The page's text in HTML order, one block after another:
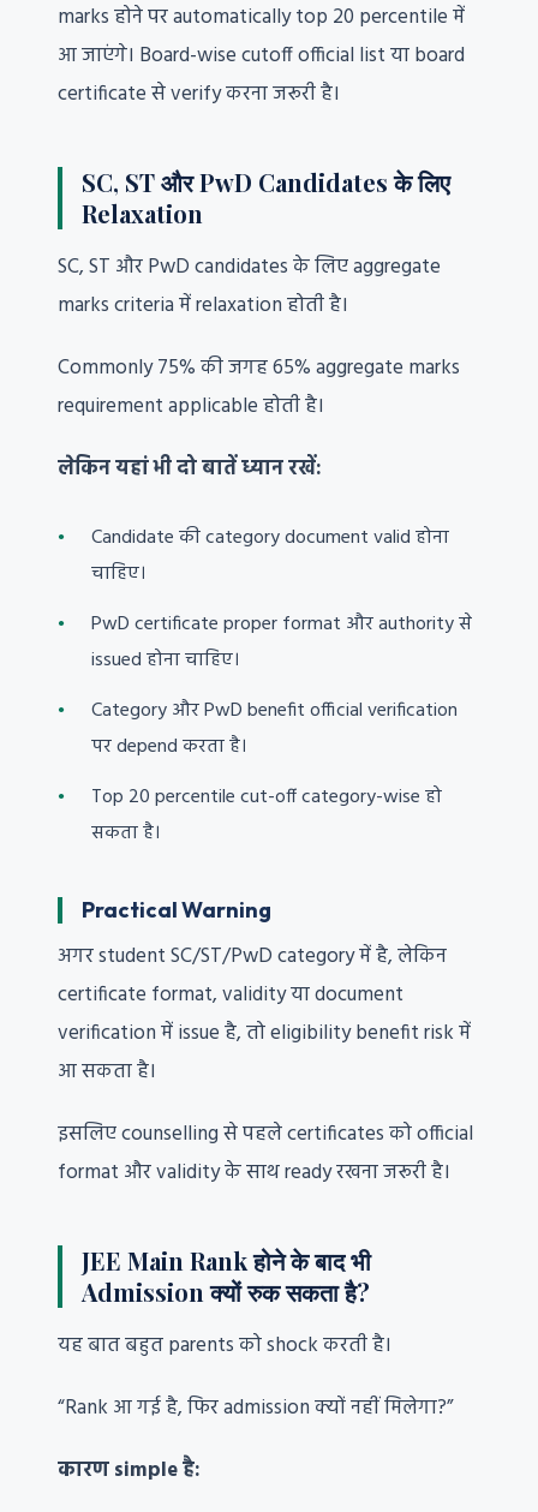
marks होने पर automatically top 20 percentile में
आ जाएंगे। Board-wise cutoff official list या board
certificate से verify करना जरूरी है।
SC, ST और PwD Candidates के लिए
Relaxation
SC, ST और PwD candidates के लिए aggregate
marks criteria में relaxation होती है।
Commonly 75% की जगह 65% aggregate marks
requirement applicable होती है।
लेकिन यहां भी दो बातें ध्यान रखें:
Candidate की category document valid होना
चाहिए।
PwD certificate proper format और authority से
issued होना चाहिए।
Category और PwD benefit official verification
पर depend करता है।
Top 20 percentile cut-off category-wise हो
सकता है।
Practical Warning
अगर student SC/ST/PwD category में है, लेकिन
certificate format, validity या document
verification में issue है, तो eligibility benefit risk में
आ सकता है।
इसलिए counselling से पहले certificates को official
format और validity के साथ ready रखना जरूरी है।
JEE Main Rank होने के बाद भी
Admission क्यों रुक सकता है?
यह बात बहुत parents को shock करती है।
“Rank आ गई है, फिर admission क्यों नहीं मिलेगा?”
कारण simple है: